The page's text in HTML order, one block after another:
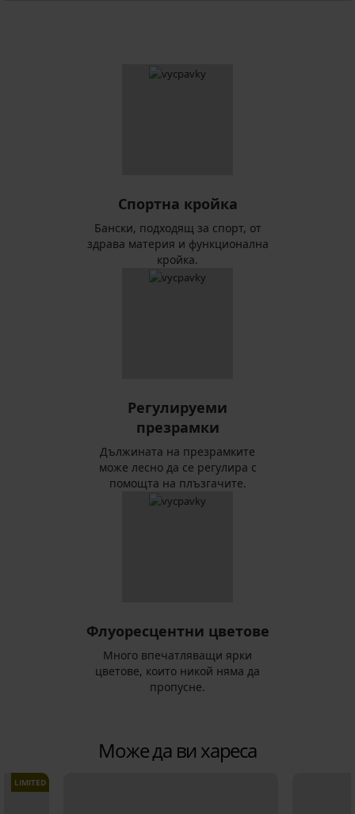
Спортна кройка
Бански, подходящ за спорт, от
здрава материя и функционална
кройка.
Регулируеми
презрамки
Дължината на презрамките
може лесно да се регулира с
помощта на плъзгачите.
Флуоресцентни цветове
Много впечатляващи ярки
цветове, които никой няма да
пропусне.
Може да ви хареса
LIMITED